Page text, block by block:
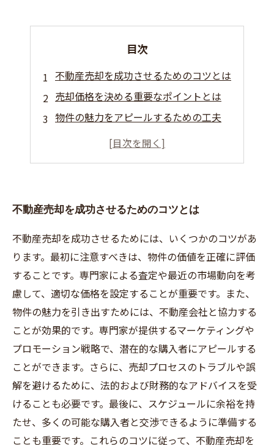
目次
不動産売却を成功させるためのコツとは
売却価格を決める重要なポイントとは
物件の魅力をアピールするための工夫
不動産業者の選び方と注意点
不動産売却を成功させるためのコツとは
不動産売却を成功させるためには、いくつかのコツがあ
ります。最初に注意すべきは、物件の価値を正確に評価
することです。専門家による査定や最近の市場動向を考
慮して、適切な価格を設定することが重要です。また、
物件の魅力を引き出すためには、不動産会社と協力する
ことが効果的です。専門家が提供するマーケティングや
プロモーション戦略で、潜在的な購入者にアピールする
ことができます。さらに、売却プロセスのトラブルや誤
解を避けるために、法的および財務的なアドバイスを受
けることも必要です。最後に、スケジュールに余裕を持
たせ、多くの可能な購入者と交渉できるように準備する
ことも重要です。これらのコツに従って、不動産売却を